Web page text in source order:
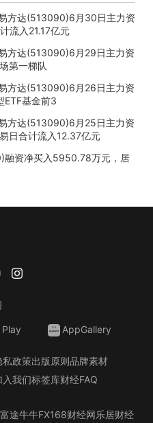
方达(513090)6月30日主力资
流入21.17亿元
方达(513090)6月29日主力资
第一梯队
方达(513090)6月26日主力资
ETF基金前3
方达(513090)6月25日主力资
日合计流入12.37亿元
融资净买入5950.78万元，居
AppGallery
私政策出版原则品牌素材
入我们标签库财经FAQ
富途牛牛FX168财经网乐居财经